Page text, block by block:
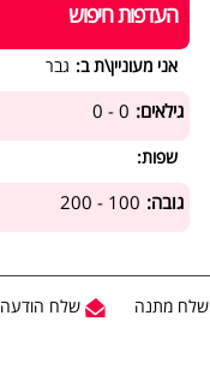
העדפות חיפוש
אני מעוניין\ת ב: גבר
גילאים: 0 - 0
שפות:
גובה: 100 - 200
שלח מתנה שלח הודעה